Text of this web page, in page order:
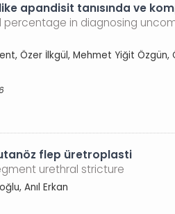
apandisit tanısında ve
in diagnosing
Özer İlkgül, Mehmet Yiğit Özgün,
flep üretroplasti
urethral stricture
Anıl Erkan